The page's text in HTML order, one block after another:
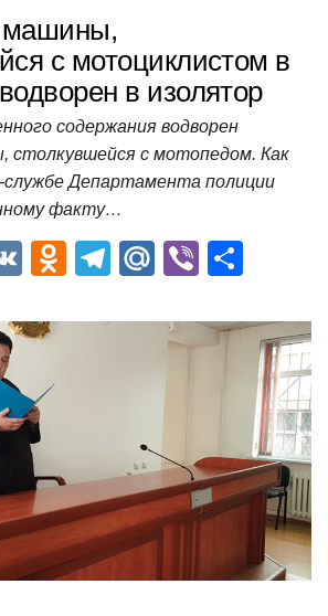
машины,
с мотоциклистом в
в изолятор
содержания водворен
столкувшейся с мотопедом. Как
службе Департамента полиции
факту…
V
O
n
ss
ni
ki
T
e
M
.R
Vi
er п
р
а
в
и
т